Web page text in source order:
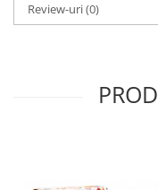
Trixie (28 produse)
Review-uri(0)